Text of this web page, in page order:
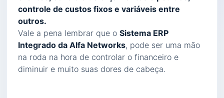
controle de custos fixos e variáveis entre
outros.
Vale a pena lembrar que o Sistema ERP
Integrado da Alfa Networks, pode ser uma mão
na roda na hora de controlar o financeiro e
diminuir e muito suas dores de cabeça.